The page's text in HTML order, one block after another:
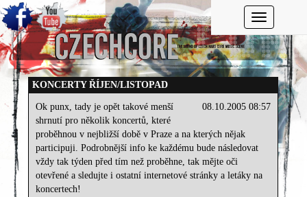
Toggle
KONCERTY ŘÍJEN/LISTOPAD
08.10.2005 08:57
Ok punx, tady je opět takové menší
shrnutí pro několik koncertů, které
proběhnou v nejbližší době v Praze a na kterých nějak
participuji. Podrobnější info ke každému bude následovat
vždy tak týden před tím než proběhne, tak mějte oči
otevřené a sledujte i ostatní internetové stránky a letáky na
koncertech!